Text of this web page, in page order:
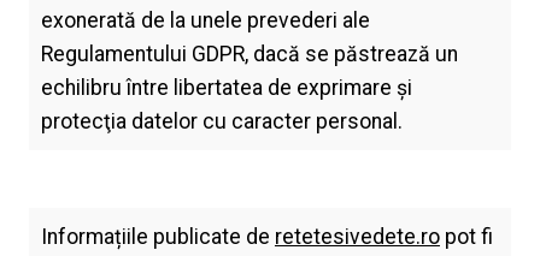
exonerată de la unele prevederi ale
Regulamentului GDPR, dacă se păstrează un
echilibru între libertatea de exprimare şi
protecţia datelor cu caracter personal.
Informațiile publicate de retetesivedete.ropot fi